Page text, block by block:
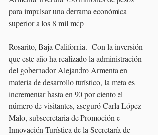
para impulsar una derrama económica
superior a los 8 mil mdp
Rosarito, Baja California.- Con la inversión
que este año ha realizado la administración
del gobernador Alejandro Armenta en
materia de desarrollo turístico, la meta es
incrementar hasta en 90 por ciento el
número de visitantes, aseguró Carla López-
Malo, subsecretaria de Promoción e
Innovación Turística de la Secretaría de